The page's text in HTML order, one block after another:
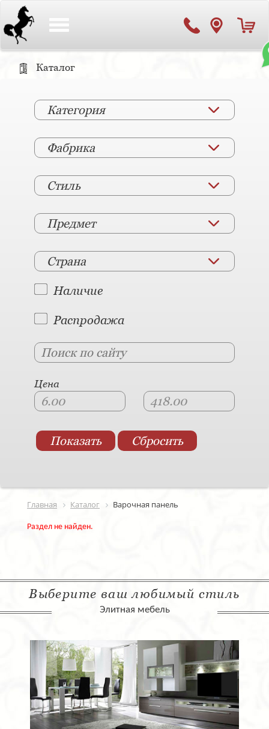
Каталог
Категория
Фабрика
Стиль
Предмет
Страна
Наличие
Распродажа
Цена
Главная Каталог Варочная панель
Раздел не найден.
Выберите ваш любимый стиль
Элитная мебель